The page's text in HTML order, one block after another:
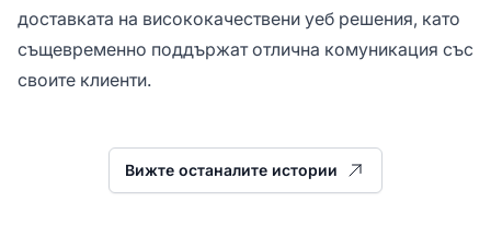
доставката на висококачествени уеб решения, като
същевременно поддържат отлична комуникация със
своите клиенти.
Вижте останалите истории